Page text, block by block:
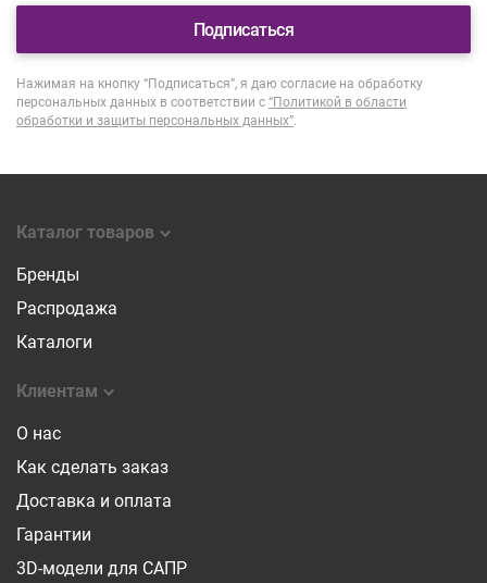
Подписаться
Нажимая на кнопку “Подписаться”, я даю согласие на обработку
персональных данных в соответствии с “Политикой в области
обработки и защиты персональных данных”.
Каталог товаров
Бренды
Распродажа
Каталоги
Клиентам
О нас
Как сделать заказ
Доставка и оплата
Гарантии
3D-модели для САПР